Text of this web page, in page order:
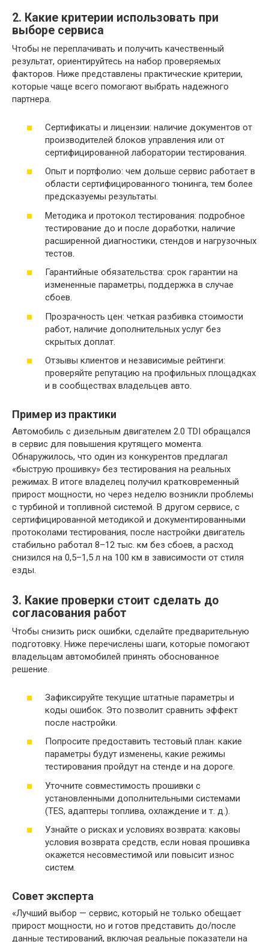
2. Какие критерии использовать при
выборе сервиса
Чтобы не переплачивать и получить качественный
результат, ориентируйтесь на набор проверяемых
факторов. Ниже представлены практические критерии,
которые чаще всего помогают выбрать надежного
партнера.
Сертификаты и лицензии: наличие документов от
производителей блоков управления или от
сертифицированной лаборатории тестирования.
Опыт и портфолио: чем дольше сервис работает в
области сертифицированного тюнинга, тем более
предсказуемы результаты.
Методика и протокол тестирования: подробное
тестирование до и после доработки, наличие
расширенной диагностики, стендов и нагрузочных
тестов.
Гарантийные обязательства: срок гарантии на
измененные параметры, поддержка в случае
сбоев.
Прозрачность цен: четкая разбивка стоимости
работ, наличие дополнительных услуг без
скрытых доплат.
Отзывы клиентов и независимые рейтинги:
проверяйте репутацию на профильных площадках
и в сообществах владельцев авто.
Пример из практики
Автомобиль с дизельным двигателем 2.0 TDI обращался
в сервис для повышения крутящего момента.
Обнаружилось, что один из конкурентов предлагал
«быструю прошивку» без тестирования на реальных
режимах. В итоге владелец получил кратковременный
прирост мощности, но через неделю возникли проблемы
с турбиной и топливной системой. В другом сервисе, с
сертифицированной методикой и документированными
протоколами тестирования, после настройки двигатель
стабильно работал 8–12 тыс. км без сбоев, а расход
снизился на 0,5–1,5 л на 100 км в зависимости от стиля
езды.
3. Какие проверки стоит сделать до
согласования работ
Чтобы снизить риск ошибки, сделайте предварительную
подготовку. Ниже перечислены шаги, которые помогают
владельцам автомобилей принять обоснованное
решение.
Зафиксируйте текущие штатные параметры и
коды ошибок. Это позволит сравнить эффект
после настройки.
Попросите предоставить тестовый план: какие
параметры будут изменены, какие режимы
тестирования пройдут на стенде и на дороге.
Уточните совместимость прошивки с
установленными дополнительными системами
(TES, адаптеры топлива, охлаждение и т. д.).
Узнайте о рисках и условиях возврата: каковы
условия возврата средств, если новая прошивка
окажется несовместимой или повысит износ
систем.
Совет эксперта
«Лучший выбор — сервис, который не только обещает
прирост мощности, но и готов представить до/после
данные тестирований, включая реальные показатели на